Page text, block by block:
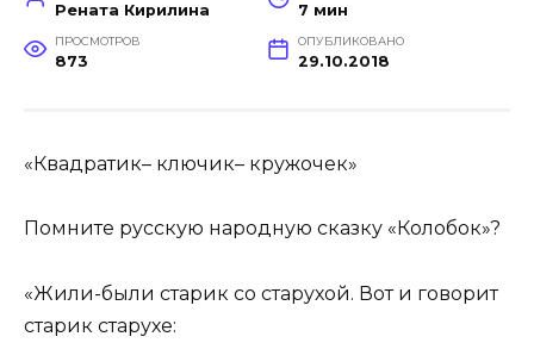
Рената Кирилина 7 мин
ПРОСМОТРОВ
873
ОПУБЛИКОВАНО
29.10.2018
«Квадратик– ключик– кружочек»
Помните русскую народную сказку «Колобок»?
«Жили-были старик со старухой. Вот и говорит
старик старухе: